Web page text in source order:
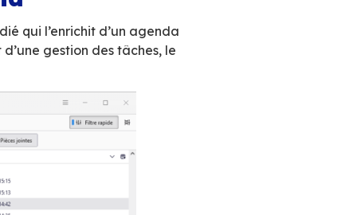
ne permet pas à l’utilisateur de
de contacts ou de messagerie, ses
à votre serveur et Thunderbird a une
au changement de version. Ainsi on
Thunderbird, les nouvelles posant des
Thunderbird au niveau des solutions